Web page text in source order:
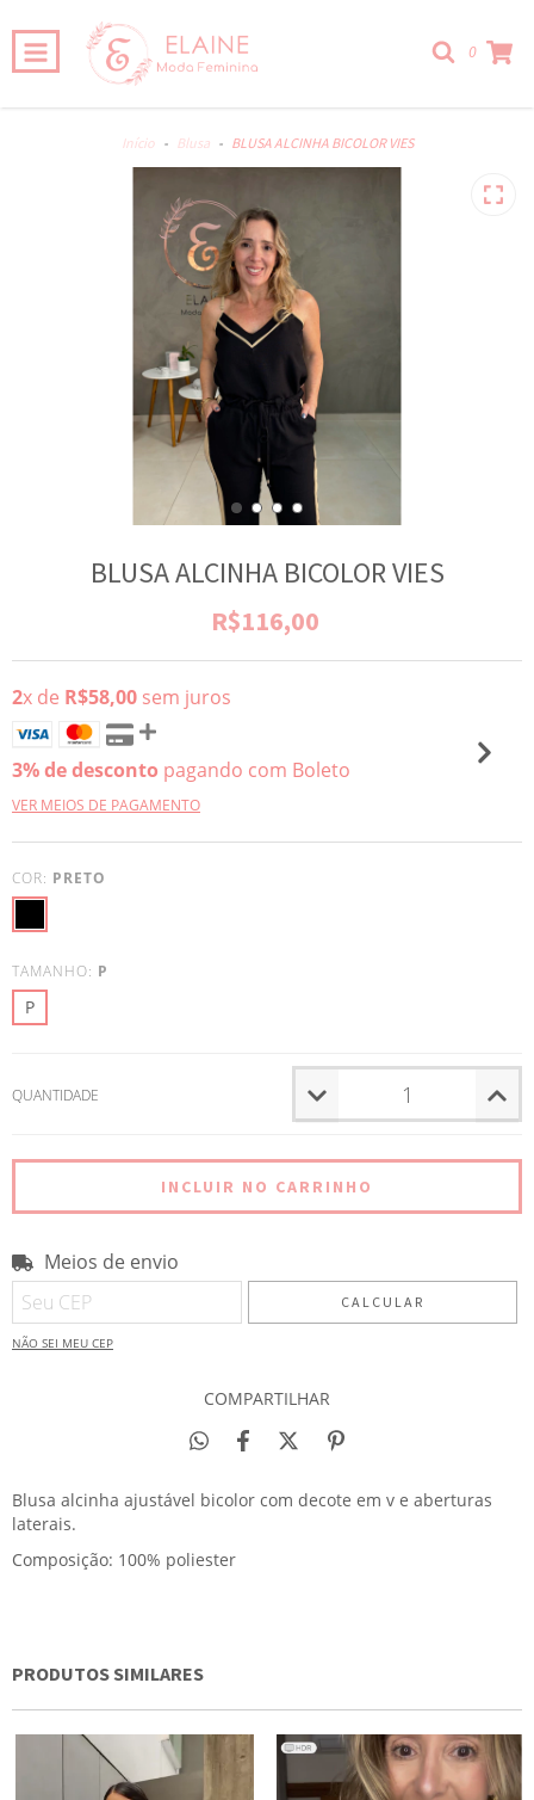
0
Início - Blusa - BLUSA ALCINHA BICOLOR VIES
BLUSA ALCINHA BICOLOR VIES
R$116,00
2x de R$58,00 sem juros
3% de desconto pagando com Boleto
VER MEIOS DE PAGAMENTO
COR: PRETO
TAMANHO: P
P
QUANTIDADE
Entregas para o CEP:
Meios de envio
CALCULAR
NÃO SEI MEU CEP
COMPARTILHAR
Blusa alcinha ajustável bicolor com decote em v e aberturas
laterais.
Composição: 100% poliester
PRODUTOS SIMILARES